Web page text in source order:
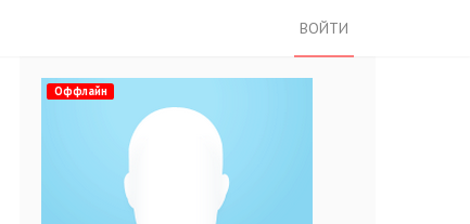
ВОЙТИ
Оффлайн